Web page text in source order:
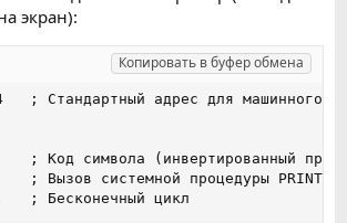
экран):
Копировать в буфер обмена
; Стандартный адрес для машинного
; Код символа (инвертированный
; Вызов системной процедуры PRINT
; Бесконечный цикл